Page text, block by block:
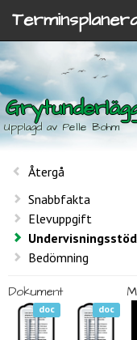
Upplagd av Pelle Bohm
Återgå
Snabbfakta
Elevuppgift
Undervisningsstöd
Bedömning
Dokument
doc doc